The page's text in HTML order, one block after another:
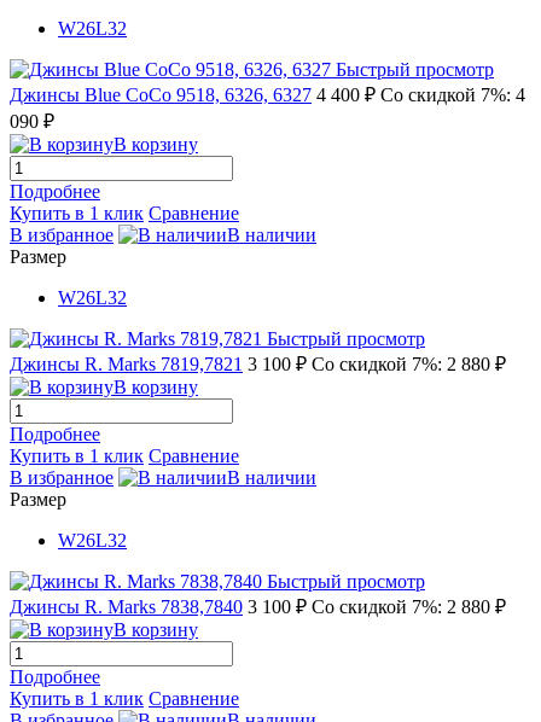
W26L32
Быстрый просмотр
Джинсы Blue CoCo 9518, 6326, 6327 4 400 ₽ Со скидкой 7%: 4
090 ₽
В корзину
Подробнее
Купить в 1 клик Сравнение
В избранное
В наличии
Размер
W26L32
Быстрый просмотр
Джинсы R. Marks 7819,7821 3 100 ₽ Со скидкой 7%: 2 880 ₽
В корзину
Подробнее
Купить в 1 клик Сравнение
В избранное
В наличии
Размер
W26L32
Быстрый просмотр
Джинсы R. Marks 7838,7840 3 100 ₽ Со скидкой 7%: 2 880 ₽
В корзину
Подробнее
Купить в 1 клик Сравнение